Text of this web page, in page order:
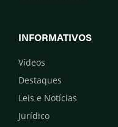
INFORMATIVOS
Vídeos
Destaques
Leis e Notícias
Jurídico